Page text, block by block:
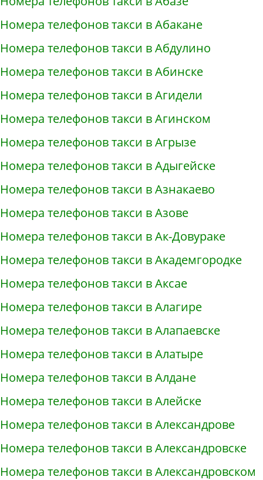
Номера телефонов такси в Абакане
Номера телефонов такси в Абдулино
Номера телефонов такси в Абинске
Номера телефонов такси в Агидели
Номера телефонов такси в Агинском
Номера телефонов такси в Агрызе
Номера телефонов такси в Адыгейске
Номера телефонов такси в Азнакаево
Номера телефонов такси в Азове
Номера телефонов такси в Ак-Довураке
Номера телефонов такси в Академгородке
Номера телефонов такси в Аксае
Номера телефонов такси в Алагире
Номера телефонов такси в Алапаевске
Номера телефонов такси в Алатыре
Номера телефонов такси в Алдане
Номера телефонов такси в Алейске
Номера телефонов такси в Александрове
Номера телефонов такси в Александровске
Номера телефонов такси в Александровском